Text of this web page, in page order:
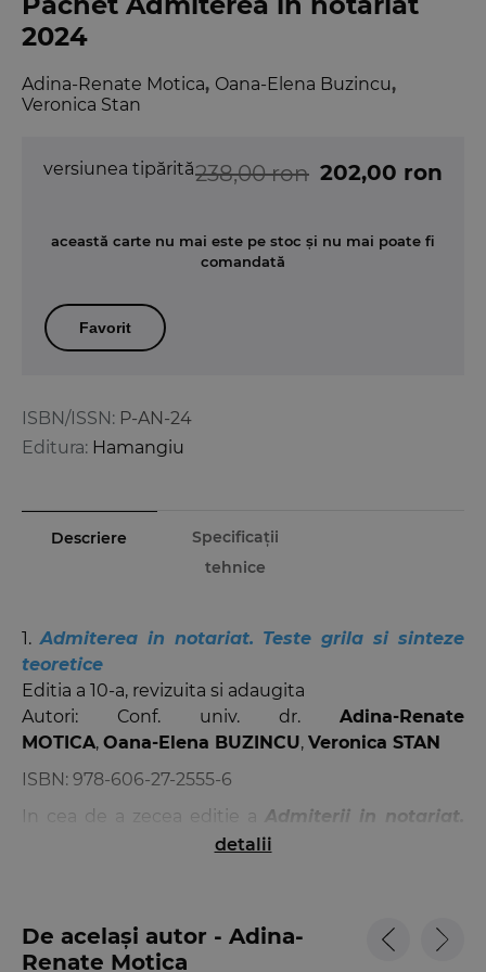
2024
Adina-Renate Motica, Oana-Elena Buzincu,
Veronica Stan
ISBN/ISSN: P-AN-24
Editura: Hamangiu
versiunea tipărită238,00 ron 202,00 ron
această carte nu mai este pe stoc și nu mai poate fi
comandată
Favorit
Descriere
Specificații
tehnice
1.Admiterea in notariat. Teste grila si sinteze
teoretice
Editia a 10-a, revizuita si adaugita
Autori: Conf. univ. dr. Adina-Renate
MOTICA, Oana-Elena BUZINCU, Veronica STAN
ISBN: 978-606-27-2555-6
In cea de a zecea editie a
Admiterii in notariat.
Teste grila si sinteze teoretice
modificarile legislative si potrivit cerintelor
detalii
De același autor - Adina-
Renate Motica